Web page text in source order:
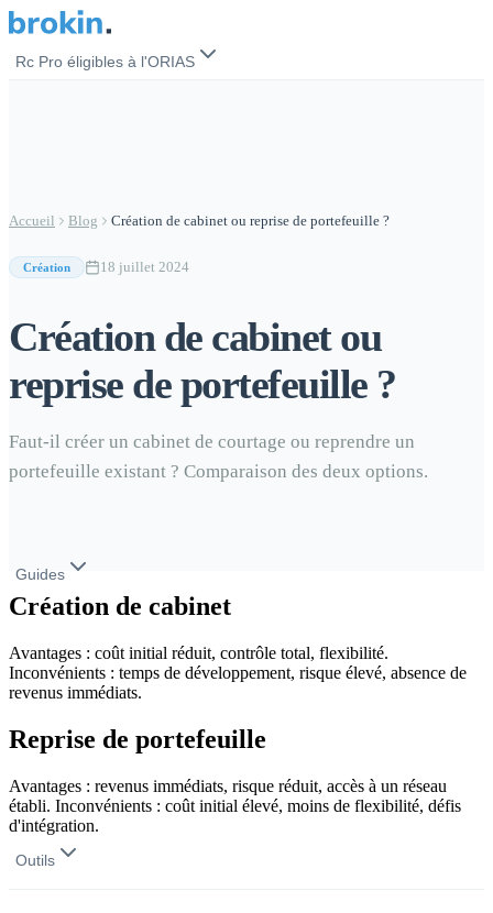
Rc Pro éligibles à l'ORIAS
Mandataire (MIA)
60,99€/mois
Courtier en crédit (IOBSP)
Guides
GUIDES MÉTIERS
courtier en banque
Devenir CIF
ASSOCIATIONS
Association courtier assurance
L'ORIAS FAQ
Outils
Accueil Blog Création de cabinet ou reprise de portefeuille ?
Création 18 juillet 2024
Création de cabinet ou
reprise de portefeuille ?
Faut-il créer un cabinet de courtage ou reprendre un
portefeuille existant ? Comparaison des deux options.
Création de cabinet
Avantages : coût initial réduit, contrôle total, flexibilité.
Inconvénients : temps de développement, risque élevé, absence de
revenus immédiats.
Reprise de portefeuille
Avantages : revenus immédiats, risque réduit, accès à un réseau
établi. Inconvénients : coût initial élevé, moins de flexibilité, défis
d'intégration.